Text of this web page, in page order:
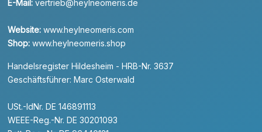
E-Mail: vertrieb@heylneomeris.de
Website: www.heylneomeris.com
Shop: www.heylneomeris.shop
Handelsregister Hildesheim - HRB-Nr. 3637
Geschäftsführer: Marc Osterwald
USt.-IdNr. DE 146891113
WEEE-Reg.-Nr. DE 30201093